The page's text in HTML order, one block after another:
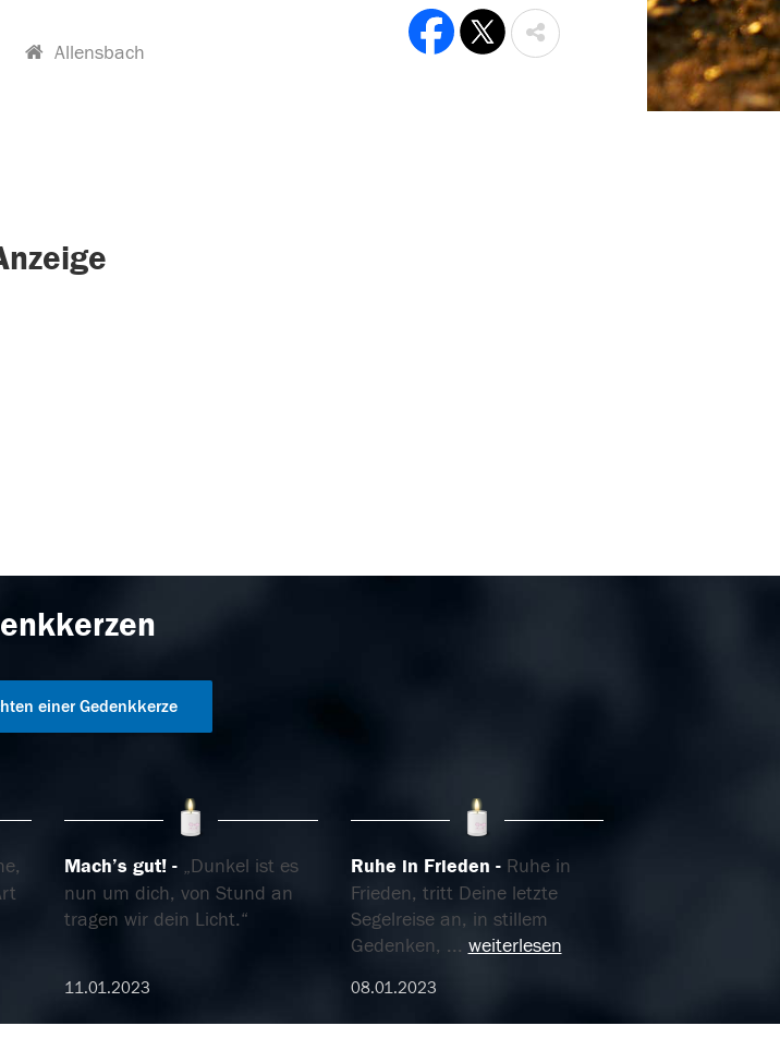
Allensbach
einer Gedenkkerze
Mach’s gut!
„Dunkel ist es
nun um dich, von Stund an
tragen wir dein Licht.“
11.01.2023
Ruhe in Frieden
Ruhe in
Frieden, tritt Deine letzte
Segelreise an, in stillem
Gedenken, ... weiterlesen
08.01.2023